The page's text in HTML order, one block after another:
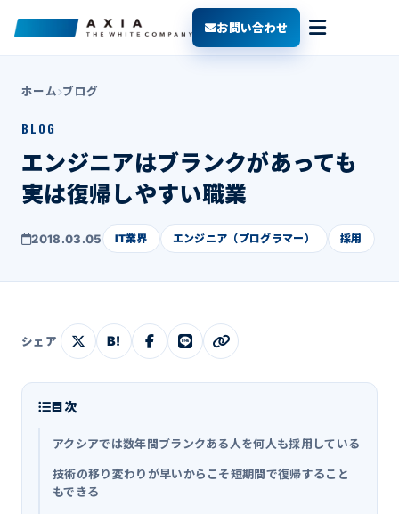
お問い合わせ
ホーム ブログ
BLOG
エンジニアはブランクがあっても
実は復帰しやすい職業
2018.03.05 IT業界 エンジニア（プログラマー） 採用
シェア B!
目次
アクシアでは数年間ブランクある人を何人も採用している
技術の移り変わりが早いからこそ短期間で復帰すること
もできる